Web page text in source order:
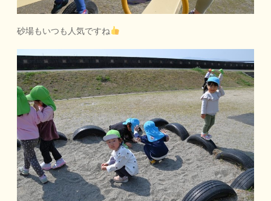
砂場もいつも人気ですね